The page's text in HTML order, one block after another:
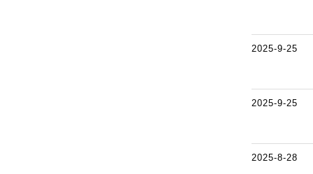
2025-9-25
2025-9-25
2025-8-28